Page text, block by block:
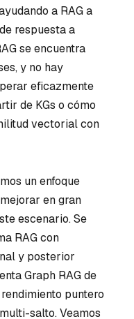
a RAG a
respuesta a
se encuentra
y no hay
eficazmente
de KGs o cómo
vectorial con
un enfoque
en gran
escenario. Se
RAG con
y posterior
Graph RAG de
puntero
salto. Veamos